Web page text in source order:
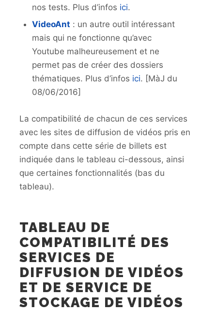
nos tests. Plus d’infos ici.
VideoAnt : un autre outil intéressant
mais qui ne fonctionne qu’avec
Youtube malheureusement et ne
permet pas de créer des dossiers
thématiques. Plus d’infos ici. [MàJ du
08/06/2016]
La compatibilité de chacun de ces services
avec les sites de diffusion de vidéos pris en
compte dans cette série de billets est
indiquée dans le tableau ci-dessous, ainsi
que certaines fonctionnalités (bas du
tableau).
TABLEAU DE
COMPATIBILITÉ DES
SERVICES DE
DIFFUSION DE VIDÉOS
ET DE SERVICE DE
STOCKAGE DE VIDÉOS